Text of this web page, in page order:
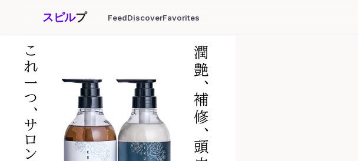
スピルプ FeedDiscoverFavorites